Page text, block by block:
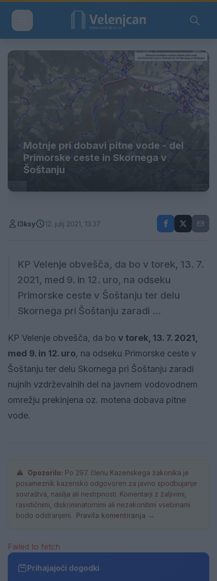
Motnje pri dobavi pitne vode - del
Primorske ceste in Skornega v
Šoštanju
l3ksy 12. julij 2021, 13:37
KP Velenje obvešča, da bo v torek, 13. 7.
2021, med 9. in 12. uro, na odseku
Primorske ceste v Šoštanju ter delu
Skornega pri Šoštanju zaradi ...
KP Velenje obvešča, da bo v torek, 13. 7. 2021,
med 9. in 12. uro, na odseku Primorske ceste v
Šoštanju ter delu Skornega pri Šoštanju zaradi
nujnih vzdrževalnih del na javnem vodovodnem
omrežju prekinjena oz. motena dobava pitne
vode.
Opozorilo: Po 297. členu Kazenskega zakonika je
posameznik kazensko odgovoren za javno spodbujanje
sovraštva, nasilja ali nestrpnosti. Komentarji z žaljivimi,
rasističnimi, diskriminatornimi ali nezakonitimi vsebinami
bodo odstranjeni. Pravila komentiranja →
Failed to fetch
Prihajajoči dogodki